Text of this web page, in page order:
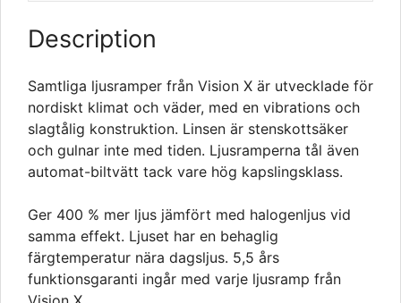
Description
Samtliga ljusramper från Vision X är utvecklade för
nordiskt klimat och väder, med en vibrations och
slagtålig konstruktion. Linsen är stenskottsäker
och gulnar inte med tiden. Ljusramperna tål även
automat-biltvätt tack vare hög kapslingsklass.
Ger 400 % mer ljus jämfört med halogenljus vid
samma effekt. Ljuset har en behaglig
färgtemperatur nära dagsljus. 5,5 års
funktionsgaranti ingår med varje ljusramp från